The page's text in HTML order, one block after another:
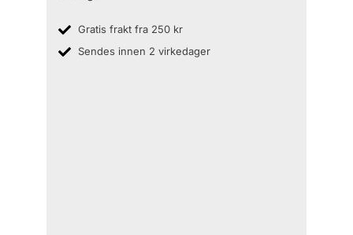
Gratis frakt fra 250 kr
Sendes innen 2 virkedager